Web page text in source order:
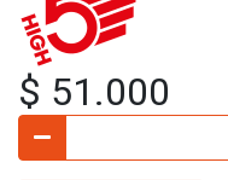
$ 51.000